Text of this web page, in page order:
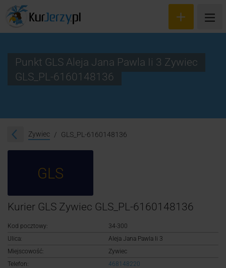
Śledzenie przesyłki
Logowanie
Rejestracja
Punkt GLS Aleja Jana Pawla Ii 3 Zywiec
GLS_PL-6160148136
Zywiec GLS_PL-6160148136
GLS
Kurier GLS Zywiec GLS_PL-6160148136
Kod pocztowy:
34-300
Ulica:
Aleja Jana Pawla Ii 3
Miejscowość:
Zywiec
Telefon:
468148220